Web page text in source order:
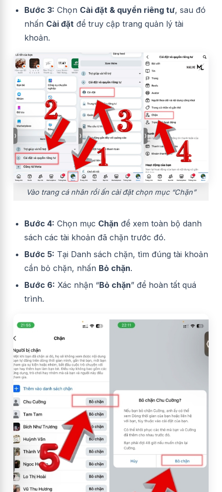
Bước 3: Chọn Cài đặt & quyền riêng tư, sau đó
nhấn Cài đặt để truy cập trang quản lý tài
khoản.
Vào trang cá nhân rồi ấn cài đặt chọn mục “Chặn”
Bước 4: Chọn mục Chặn để xem toàn bộ danh
sách các tài khoản đã chặn trước đó.
Bước 5: Tại Danh sách chặn, tìm đúng tài khoản
cần bỏ chặn, nhấn Bỏ chặn.
Bước 6: Xác nhận “Bỏ chặn” để hoàn tất quá
trình.